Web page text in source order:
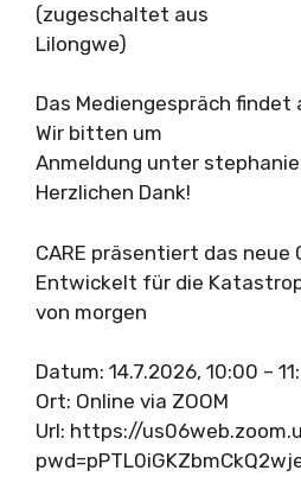
(zugeschaltet aus
Lilongwe)
Das Mediengespräch
Wir bitten um
Anmeldung unter
Herzlichen Dank!
CARE präsentiert das neue
Entwickelt für die
von morgen
Datum: 14.7.2026, 10:00 –
Ort: Online via ZOOM
Url: https://